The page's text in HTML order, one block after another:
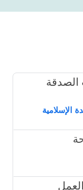
الصدقة
الإسلامية
العمل